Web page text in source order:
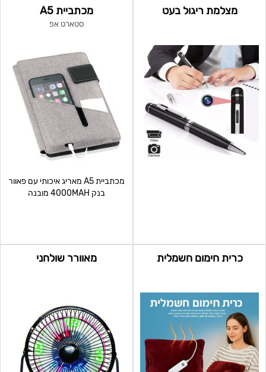
מצלמת ריגול בעט מכתביית A5
סטארט אפ
מכתביית A5 מאריג איכותי עם פאוור
בנק 4000MAH מובנה
כרית חימום חשמלית מאוורר שולחני